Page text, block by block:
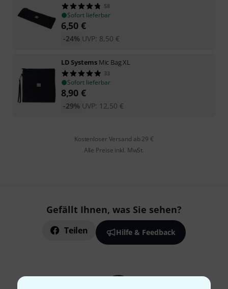
58
Sofort lieferbar
6,50 €
UVP: 8,50 €
-24%
LD Systems Mic Bag XL
33
Sofort lieferbar
8,90 €
UVP: 12,50 €
-29%
Kostenloser Versand ab 29 €
Alle Preise inkl. MwSt.
Gefällt Ihnen, was Sie sehen?
Teilen Hilfe & Feedback